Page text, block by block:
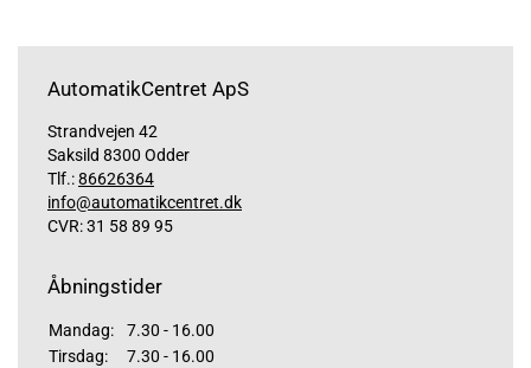
AutomatikCentret ApS
Strandvejen 42
Saksild 8300 Odder
Tlf.:86626364
info@automatikcentret.dk
CVR: 31 58 89 95
Åbningstider
Mandag:
7.30 - 16.00
Tirsdag:
7.30 - 16.00